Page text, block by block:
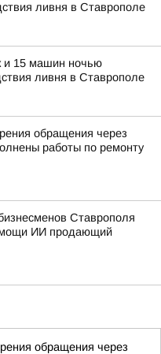
ливня в Ставрополе
и 15 машин ночью
ливня в Ставрополе
обращения через
работы по ремонту
Ставрополя
ИИ продающий
обращения через